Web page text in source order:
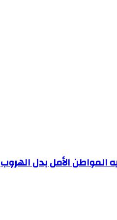
المواطن الأمل بدل الهروب